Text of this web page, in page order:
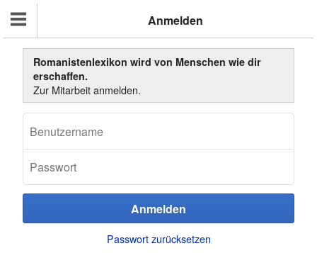
Anmelden
Romanistenlexikon wird von Menschen wie dir
erschaffen.
Zur Mitarbeit anmelden.
Passwort zurücksetzen